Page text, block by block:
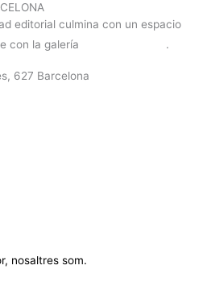
editorial culmina con un espacio
con la galería
.
627 Barcelona
nosaltres som.